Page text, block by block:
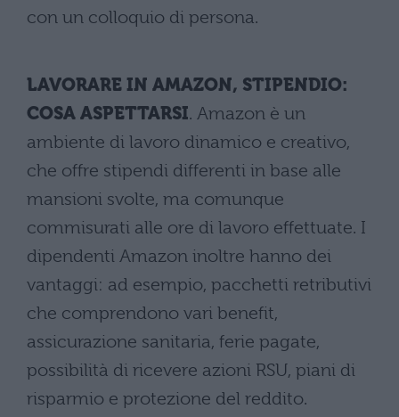
con un colloquio di persona.
LAVORARE IN AMAZON, STIPENDIO:
COSA ASPETTARSI. Amazon è un
ambiente di lavoro dinamico e creativo,
che offre stipendi differenti in base alle
mansioni svolte, ma comunque
commisurati alle ore di lavoro effettuate. I
dipendenti Amazon inoltre hanno dei
vantaggi: ad esempio, pacchetti retributivi
che comprendono vari benefit,
assicurazione sanitaria, ferie pagate,
possibilità di ricevere azioni RSU, piani di
risparmio e protezione del reddito.